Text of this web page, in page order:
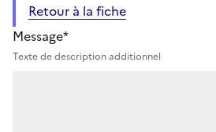
Retour à la fiche
Message*
Texte de description additionnel